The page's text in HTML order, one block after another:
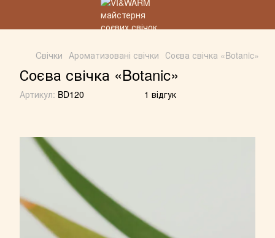
Cвічки Ароматизовані свічки Соєва свічка «Botanic»
Соєва свічка «Botanic»
Артикул: BD120 1 відгук